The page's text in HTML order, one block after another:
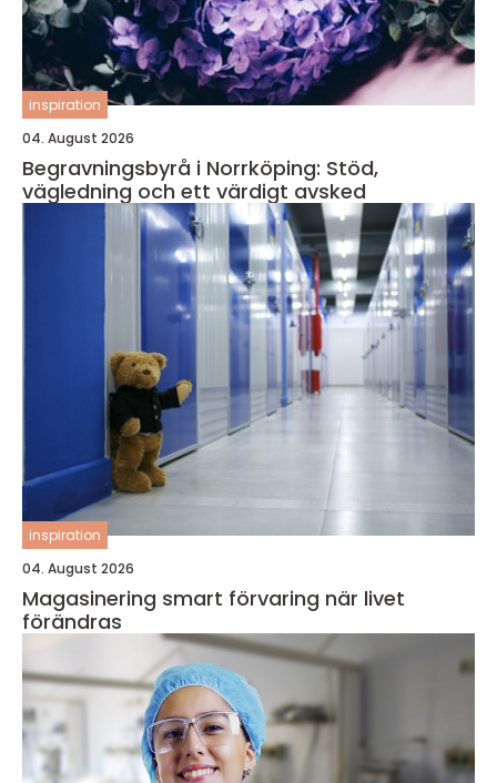
inspiration
04. August 2026
Begravningsbyrå i Norrköping: Stöd,
vägledning och ett värdigt avsked
inspiration
04. August 2026
Magasinering smart förvaring när livet
förändras